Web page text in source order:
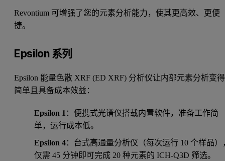
Revontium 可增强了您的元素分析能力，使其更高效、更便
捷。
Epsilon 系列
Epsilon 能量色散 XRF (ED XRF) 分析仪让内部元素分析变得
简单且具备成本效益：
Epsilon 1 ：便携式光谱仪搭载内置软件，准备工作简
单，运行成本低。
Epsilon 4：台式高通量分析仪（每次运行 10 个样品）
仅需 45 分钟即可完成 20 种元素的 ICH-Q3D 筛选。